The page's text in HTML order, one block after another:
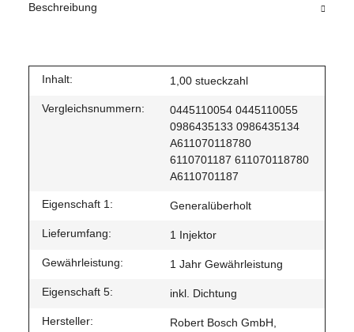
Beschreibung
Inhalt: 1,00 stueckzahl
Vergleichsnummern:
0445110054 0445110055
0986435133 0986435134
A611070118780
6110701187 611070118780
A6110701187
Eigenschaft 1: Generalüberholt
Lieferumfang: 1 Injektor
Gewährleistung: 1 Jahr Gewährleistung
Eigenschaft 5: inkl. Dichtung
Hersteller:
Robert Bosch GmbH,